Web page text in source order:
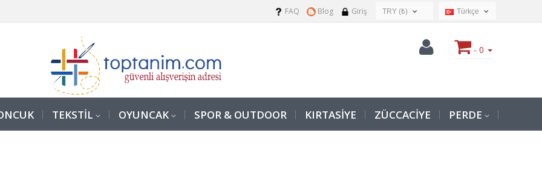
Türkçe
TRY (₺)
FAQ Blog Giriş
- 0
TEKSTİL OYUNCAK SPOR & OUTDOOR KIRTASİYE ZÜCCACİYE PERDE